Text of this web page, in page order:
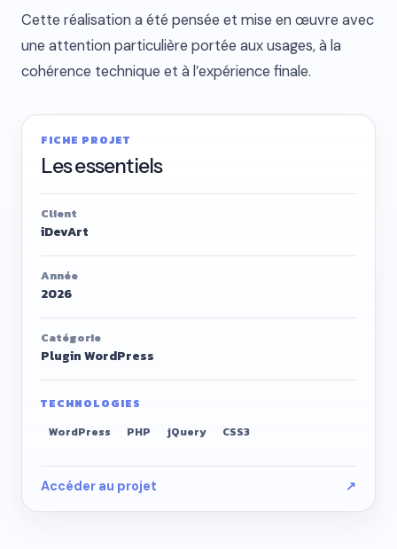
Cette réalisation a été pensée et mise en œuvre avec
une attention particulière portée aux usages, à la
cohérence technique et à l’expérience finale.
FICHE PROJET
Les essentiels
Client
iDevArt
Année
2026
Catégorie
Plugin WordPress
TECHNOLOGIES
WordPress
PHP jQuery CSS3
Accéder au projet ↗